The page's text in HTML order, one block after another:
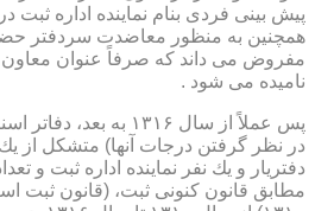
پیش بینی فردی بنام نماینده اداره ثبت
همچنین به منظور معاضدت سردفتر
مفروض می داند كه صرفاً عنوان معاون
نامیده می شود .
پس عملاً از سال ۱۳۱۶
در نظر گرفتن درجات آنها) متشكل از یك
دفتریار و یك نفر نماینده اداره ثبت و
مطابق قانون كنونی ثبت، (قانون ثبت